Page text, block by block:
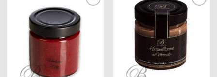
Auf die
Wunschliste
Auf die
Wunschliste